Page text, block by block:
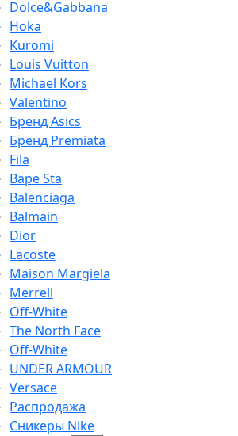
Dolce&Gabbana
Hoka
Kuromi
Louis Vuitton
Michael Kors
Valentino
Бренд Asics
Бренд Premiata
Fila
Bape Sta
Balenciaga
Balmain
Dior
Lacoste
Maison Margiela
Merrell
Off-White
The North Face
Off-White
UNDER ARMOUR
Versace
Распродажа
Сникеры Nike